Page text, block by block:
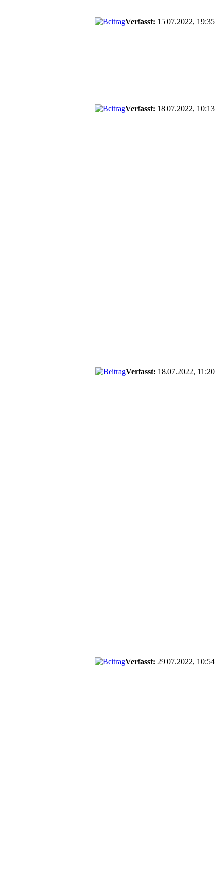
Verfasst: 15.07.2022, 19:35
Verfasst: 18.07.2022, 10:13
Verfasst: 18.07.2022, 11:20
Verfasst: 29.07.2022, 10:54